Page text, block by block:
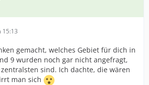
15:13
gemacht, welches Gebiet für dich in
9 wurden noch gar nicht angefragt,
sind. Ich dachte, die wären
man sich